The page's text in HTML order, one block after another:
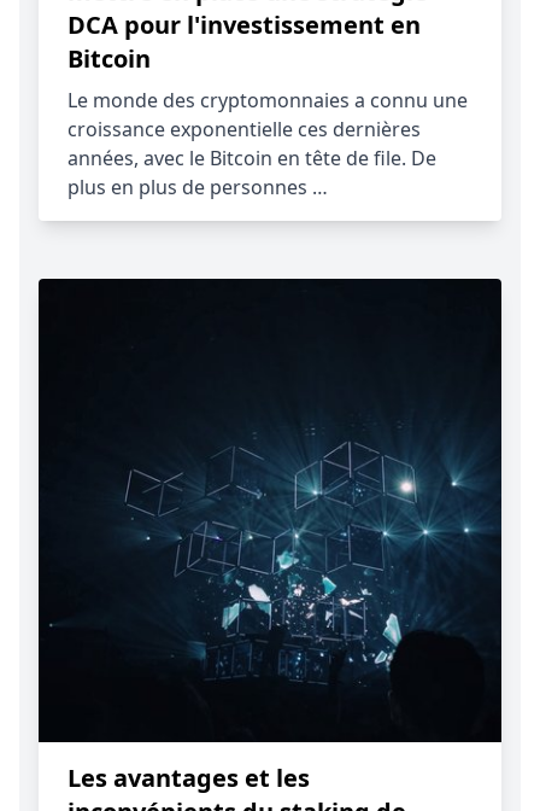
DCA pour l'investissement en
Bitcoin
Le monde des cryptomonnaies a connu une
croissance exponentielle ces dernières
années, avec le Bitcoin en tête de file. De
plus en plus de personnes …
Les avantages et les